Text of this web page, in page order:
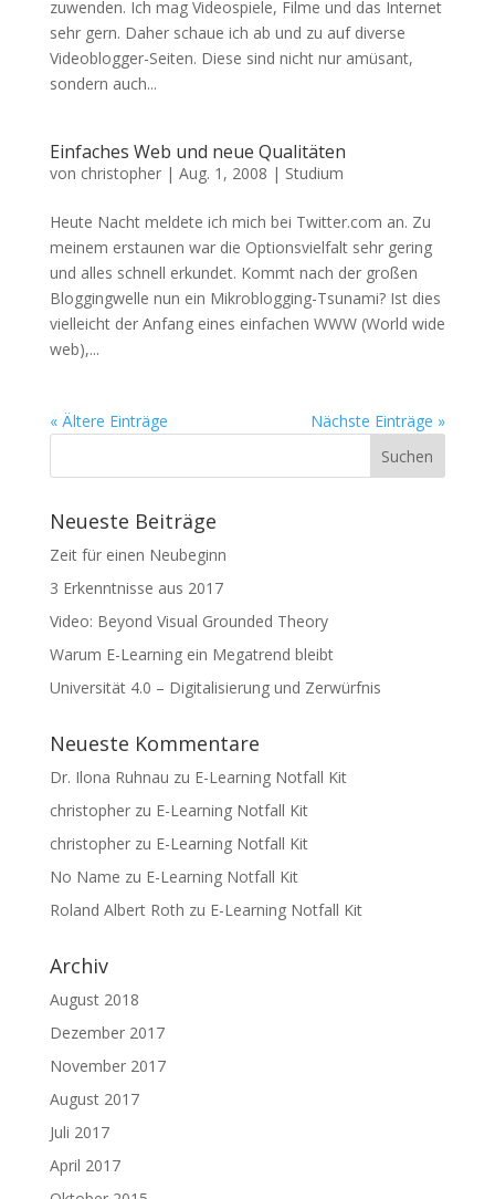
zuwenden. Ich mag Videospiele, Filme und das Internet
sehr gern. Daher schaue ich ab und zu auf diverse
Videoblogger-Seiten. Diese sind nicht nur amüsant,
sondern auch...
Einfaches Web und neue Qualitäten
von christopher| Aug. 1, 2008 | Studium
Heute Nacht meldete ich mich bei Twitter.com an. Zu
meinem erstaunen war die Optionsvielfalt sehr gering
und alles schnell erkundet. Kommt nach der großen
Bloggingwelle nun ein Mikroblogging-Tsunami? Ist dies
vielleicht der Anfang eines einfachen WWW (World wide
web),...
« Ältere Einträge Nächste Einträge »
Neueste Beiträge
Zeit für einen Neubeginn
3 Erkenntnisse aus 2017
Video: Beyond Visual Grounded Theory
Warum E-Learning ein Megatrend bleibt
Universität 4.0 – Digitalisierung und Zerwürfnis
Neueste Kommentare
Dr. Ilona Ruhnau zu E-Learning Notfall Kit
christopherzu E-Learning Notfall Kit
christopherzu E-Learning Notfall Kit
No Name zu E-Learning Notfall Kit
Roland Albert Roth zu E-Learning Notfall Kit
Archiv
August 2018
Dezember 2017
November 2017
August 2017
Juli 2017
April 2017